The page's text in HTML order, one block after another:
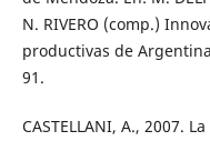
N. RIVERO (comp.)
productivas de
91.
CASTELLANI, A., 2007.